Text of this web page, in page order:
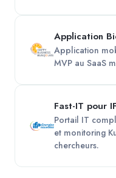
Application
Application
MVP au SaaS
Fast-IT pour
Portail IT
et monitoring
chercheurs.